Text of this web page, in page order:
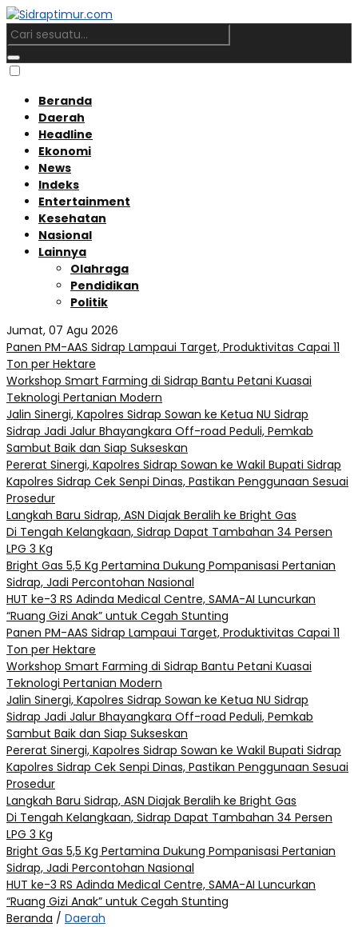
Beranda
Daerah
Headline
Ekonomi
News
Indeks
Entertainment
Kesehatan
Nasional
Lainnya
Olahraga
Pendidikan
Politik
Jumat, 07 Agu 2026
Panen PM-AAS Sidrap Lampaui Target, Produktivitas Capai 11
Ton per Hektare
Workshop Smart Farming di Sidrap Bantu Petani Kuasai
Teknologi Pertanian Modern
Jalin Sinergi, Kapolres Sidrap Sowan ke Ketua NU Sidrap
Sidrap Jadi Jalur Bhayangkara Off-road Peduli, Pemkab
Sambut Baik dan Siap Sukseskan
Pererat Sinergi, Kapolres Sidrap Sowan ke Wakil Bupati Sidrap
Kapolres Sidrap Cek Senpi Dinas, Pastikan Penggunaan Sesuai
Prosedur
Langkah Baru Sidrap, ASN Diajak Beralih ke Bright Gas
Di Tengah Kelangkaan, Sidrap Dapat Tambahan 34 Persen
LPG 3 Kg
Bright Gas 5,5 Kg Pertamina Dukung Pompanisasi Pertanian
Sidrap, Jadi Percontohan Nasional
HUT ke-3 RS Adinda Medical Centre, SAMA-AI Luncurkan
“Ruang Gizi Anak” untuk Cegah Stunting
Panen PM-AAS Sidrap Lampaui Target, Produktivitas Capai 11
Ton per Hektare
Workshop Smart Farming di Sidrap Bantu Petani Kuasai
Teknologi Pertanian Modern
Jalin Sinergi, Kapolres Sidrap Sowan ke Ketua NU Sidrap
Sidrap Jadi Jalur Bhayangkara Off-road Peduli, Pemkab
Sambut Baik dan Siap Sukseskan
Pererat Sinergi, Kapolres Sidrap Sowan ke Wakil Bupati Sidrap
Kapolres Sidrap Cek Senpi Dinas, Pastikan Penggunaan Sesuai
Prosedur
Langkah Baru Sidrap, ASN Diajak Beralih ke Bright Gas
Di Tengah Kelangkaan, Sidrap Dapat Tambahan 34 Persen
LPG 3 Kg
Bright Gas 5,5 Kg Pertamina Dukung Pompanisasi Pertanian
Sidrap, Jadi Percontohan Nasional
HUT ke-3 RS Adinda Medical Centre, SAMA-AI Luncurkan
“Ruang Gizi Anak” untuk Cegah Stunting
Beranda / Daerah